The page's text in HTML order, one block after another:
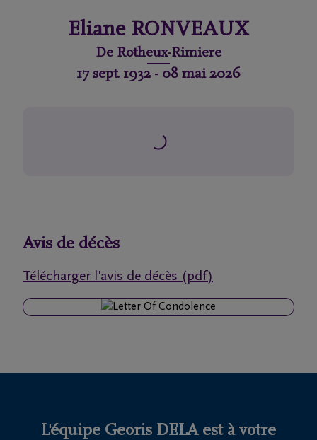
de
funéraires
fréquemment
Eliane RONVEAUX
De Rotheux-Rimiere
17 sept. 1932 - 08 mai 2026
Avis de décès
Télécharger l'avis de décès (pdf)
L'équipe Georis DELA est à votre